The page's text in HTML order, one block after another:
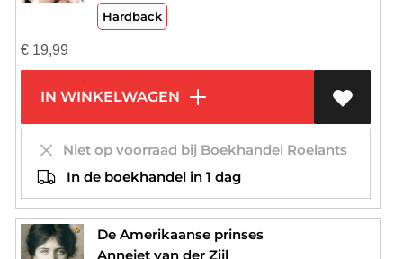
Hardback
€19,99
IN WINKELWAGEN
Niet op voorraad bij Boekhandel Roelants
In de boekhandel in 1 dag
De Amerikaanse prinses
Annejet van der Zijl